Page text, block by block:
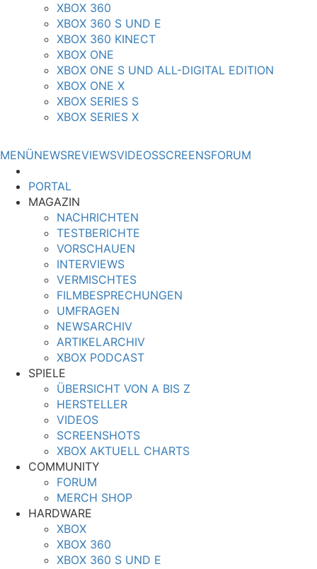
XBOX 360
XBOX 360 S UND E
XBOX 360 KINECT
XBOX ONE
XBOX ONE S UND ALL-DIGITAL EDITION
XBOX ONE X
XBOX SERIES S
XBOX SERIES X
MENÜNEWSREVIEWSVIDEOSSCREENSFORUM
PORTAL
MAGAZIN
NACHRICHTEN
TESTBERICHTE
VORSCHAUEN
INTERVIEWS
VERMISCHTES
FILMBESPRECHUNGEN
UMFRAGEN
NEWSARCHIV
ARTIKELARCHIV
XBOX PODCAST
SPIELE
ÜBERSICHT VON A BIS Z
HERSTELLER
VIDEOS
SCREENSHOTS
XBOX AKTUELL CHARTS
COMMUNITY
FORUM
MERCH SHOP
HARDWARE
XBOX
XBOX 360
XBOX 360 S UND E